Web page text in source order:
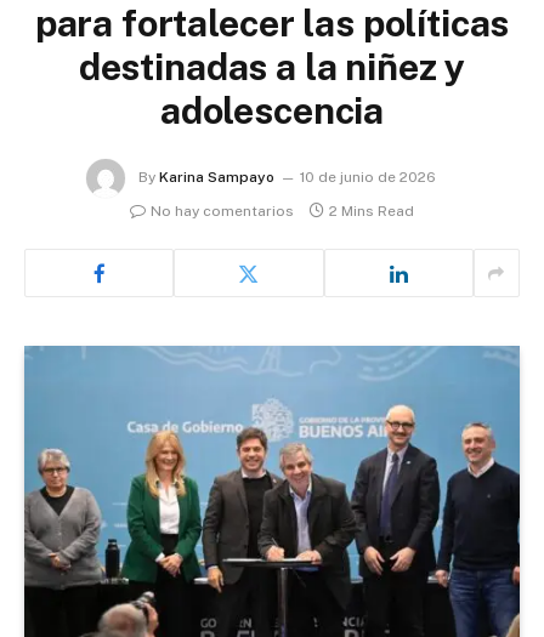
para fortalecer las políticas
destinadas a la niñez y
adolescencia
By Karina Sampayo
10 de junio de 2026
No hay comentarios
2 Mins Read